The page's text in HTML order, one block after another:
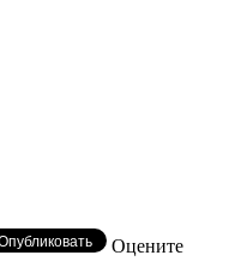
Оцените